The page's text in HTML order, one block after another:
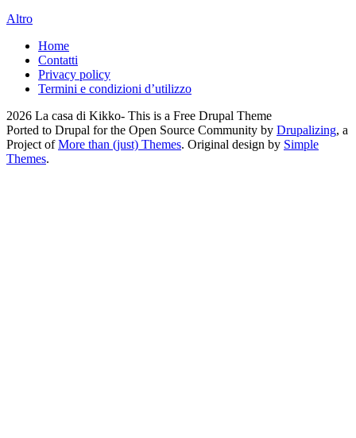
Altro
Home
Contatti
Privacy policy
Termini e condizioni d’utilizzo
2026 La casa di Kikko- This is a Free Drupal Theme
Ported to Drupal for the Open Source Community by Drupalizing, a
Project ofMore than (just) Themes. Original design by Simple
Themes.